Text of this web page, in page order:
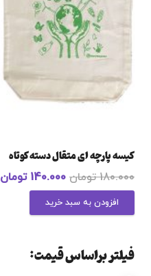
کیسه پارچه ای متقال دسته کوتاه
180.000 تومان 140.000 تومان
افزودن به سبد خرید
فیلتر براساس قیمت: